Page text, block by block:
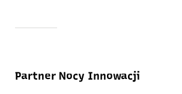
Partner Nocy Innowacji